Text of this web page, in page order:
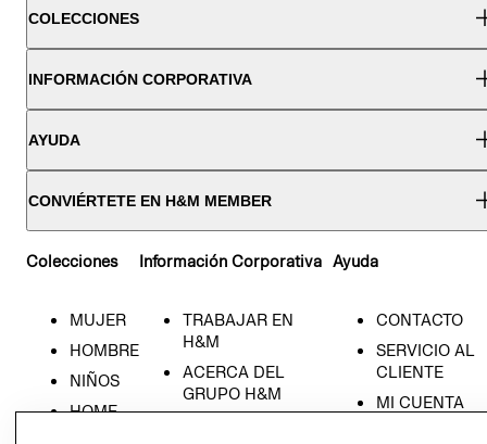
COLECCIONES
INFORMACIÓN CORPORATIVA
AYUDA
CONVIÉRTETE EN H&M MEMBER
Colecciones
MUJER
HOMBRE
NIÑOS
HOME
Información Corporativa
TRABAJAR EN
H&M
ACERCA DEL
GRUPO H&M
Ayuda
CONTACTO
SERVICIO AL
CLIENTE
MI CUENTA